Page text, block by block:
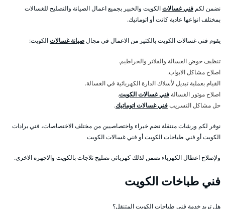
نضمن لكمفني غسالاتالكويت والخبير بجميع اعمال الصيانة والتصليح للغسالات
بمختلف انواعها عادية كانت أو اتوماتيك.
يقوم فني غسالات الكويت بالكثير من الاعمال في مجالصيانة غسالاتالكويت:
تنظيف حوض الغسالة والفلاتر والخراطيم.
اصلاح مشاكل الابواب.
القيام بعملية تبديل لأسلاك الدارة الكهربائية في الغسالة.
اصلاح موتور الغسالة فني غسالات الكويت.
حل مشاكل التسريبفني غسالات اتوماتيك.
نوفر لكم ورشات متنقلة تضم خبراء واختصاصيين من مختلف الاختصاصات، فني برادات
الكويت أو فني طباخات الكويت أو فني غسالات الكويت
ولإصلاح اعطال الكهرباء نضمن لذلك كهربائي تصليح ثلاجات بالكويت والاجهزة الاخرى.
فني طباخات الكويت
هل تريد خدمة فني طباخات الكويت المتنقل؟